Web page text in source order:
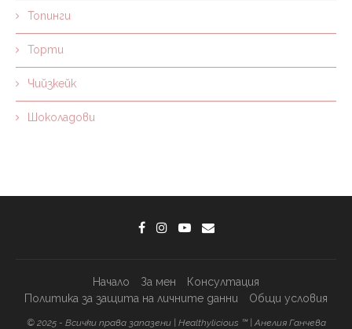
Топинги
Торти
Чийзкейк
Шоколадови
Начало За мен
Консултация
Политика за защита на личните данни
Общи условия
© 2025 - Всички права запазени | Healthylicious ™ | Анелия Ганчева